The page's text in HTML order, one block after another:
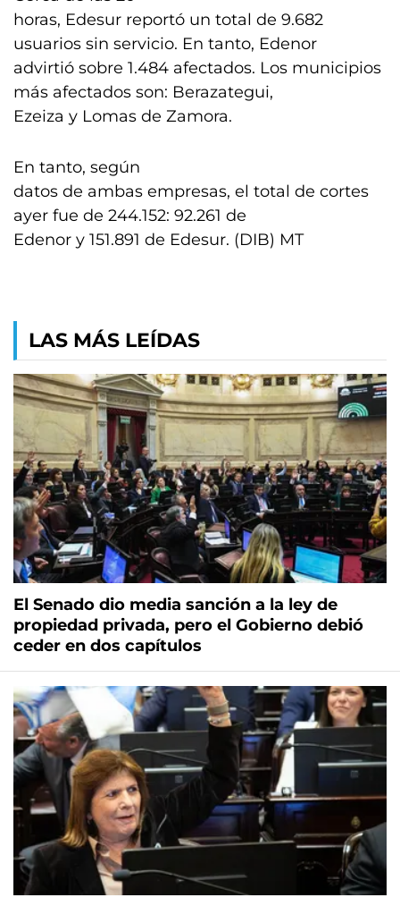
horas, Edesur reportó un total de 9.682
usuarios sin servicio. En tanto, Edenor
advirtió sobre 1.484 afectados. Los municipios
más afectados son: Berazategui,
Ezeiza y Lomas de Zamora.
En tanto, según
datos de ambas empresas, el total de cortes
ayer fue de 244.152: 92.261 de
Edenor y 151.891 de Edesur. (DIB) MT
LAS MÁS LEÍDAS
El Senado dio media sanción a la ley de
propiedad privada, pero el Gobierno debió
ceder en dos capítulos